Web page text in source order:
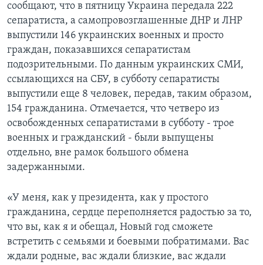
сообщают, что в пятницу Украина передала 222
сепаратиста, а самопровозглашенные ДНР и ЛНР
выпустили 146 украинских военных и просто
граждан, показавшихся сепаратистам
подозрительными. По данным украинских СМИ,
ссылающихся на СБУ, в субботу сепаратисты
выпустили еще 8 человек, передав, таким образом,
154 гражданина. Отмечается, что четверо из
освобожденных сепаратистами в субботу - трое
военных и гражданский - были выпущены
отдельно, вне рамок большого обмена
задержанными.
«У меня, как у президента, как у простого
гражданина, сердце переполняется радостью за то,
что вы, как я и обещал, Новый год сможете
встретить с семьями и боевыми побратимами. Вас
ждали родные, вас ждали близкие, вас ждали